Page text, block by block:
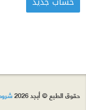
حقوق الطبع © أبجد 2026